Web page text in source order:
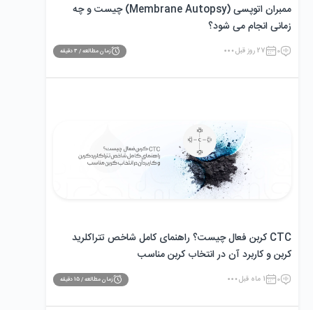
ممبران اتوپسی (Membrane Autopsy) چیست و چه
زمانی انجام می‌ شود؟
0 27 روز قبل زمان مطالعه /4دقیقه
CTC کربن فعال چیست؟ راهنمای کامل شاخص تتراکلرید
کربن و کاربرد آن در انتخاب کربن مناسب
0 1 ماه قبل زمان مطالعه /15دقیقه